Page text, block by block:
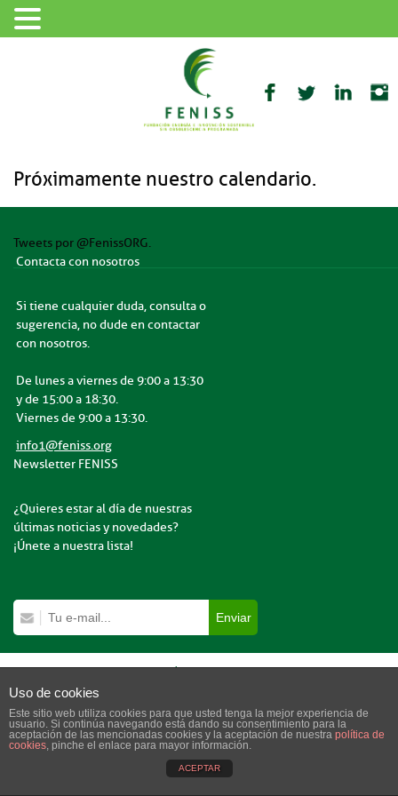
Próximamente nuestro calendario.
Tweets por @FenissORG.
Contacta con nosotros
Si tiene cualquier duda, consulta o
sugerencia, no dude en contactar
con nosotros.
De lunes a viernes de 9:00 a 13:30
y de 15:00 a 18:30.
Viernes de 9:00 a 13:30.
info1@feniss.org
Newsletter FENISS
¿Quieres estar al día de nuestras
últimas noticias y novedades?
¡Únete a nuestra lista!
Copyright © 2023 Feniss.org | Todos los derechos reservados.
Uso de cookies
Este sitio web utiliza cookies para que usted tenga la mejor experiencia de
usuario. Si continúa navegando está dando su consentimiento para la
aceptación de las mencionadas cookies y la aceptación de nuestra política de
cookies, pinche el enlace para mayor información.
ACEPTAR